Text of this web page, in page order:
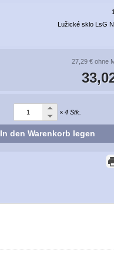
Lužické sklo LsG
27,29 € ohne
× 4 Stk.
In den Warenkorb legen